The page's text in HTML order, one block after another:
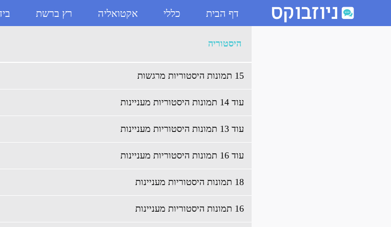
דף הבית כללי אקטואליה רץ ברשת ארכיון היסטוריה - ניוזבוקס
היסטוריה
15 תמונות היסטוריות מרגשות
עוד 14 תמונות היסטוריות מעניינות
עוד 13 תמונות היסטוריות מעניינות
עוד 16 תמונות היסטוריות מעניינות
18 תמונות היסטוריות מעניינות
16 תמונות היסטוריות מעניינות